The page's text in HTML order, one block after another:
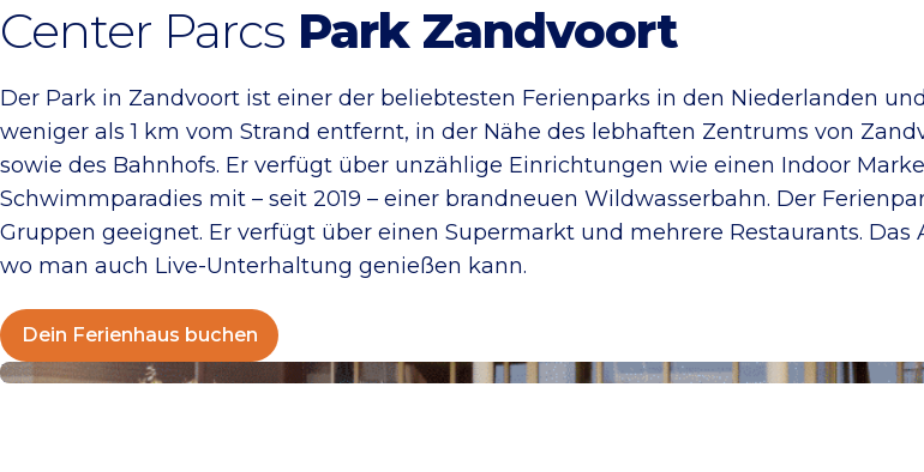
Center Parcs Park Zandvoort
Der Park in Zandvoort ist einer der beliebtesten Ferienparks in den Niederlanden
weniger als 1 km vom Strand entfernt, in der Nähe des lebhaften Zentrums von
sowie des Bahnhofs. Er verfügt über unzählige Einrichtungen wie einen Indoor
Schwimmparadies mit – seit 2019 – einer brandneuen Wildwasserbahn. Der
Gruppen geeignet. Er verfügt über einen Supermarkt und mehrere Restaurants.
wo man auch Live-Unterhaltung genießen kann.
Dein Ferienhaus buchen
Jetzt buchen